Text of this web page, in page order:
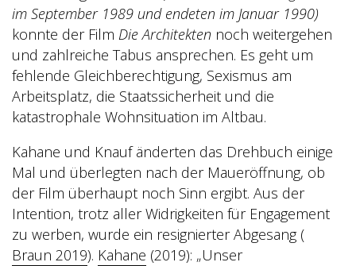
im September 1989 und endeten im Januar 1990)
konnte der Film Die Architekten noch weitergehen
und zahlreiche Tabus ansprechen. Es geht um
fehlende Gleichberechtigung, Sexismus am
Arbeitsplatz, die Staatssicherheit und die
katastrophale Wohnsituation im Altbau.
Kahane und Knauf änderten das Drehbuch einige
Mal und überlegten nach der Maueröffnung, ob
der Film überhaupt noch Sinn ergibt. Aus der
Intention, trotz aller Widrigkeiten für Engagement
zu werben, wurde ein resignierter Abgesang (
Braun 2019). Kahane (2019): „Unser